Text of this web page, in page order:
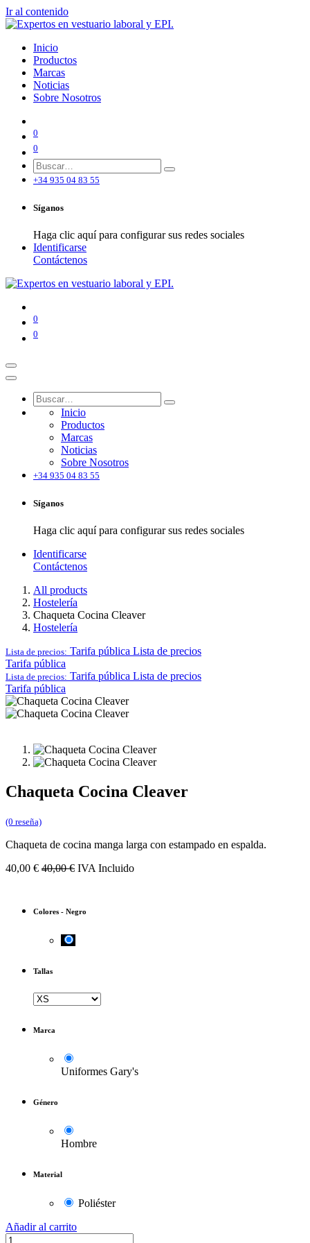
Ir al contenido
Inicio
Productos
Marcas
Noticias
Sobre Nosotros
0
0
+34 935 04 83 55
Síganos
Haga clic aquí para configurar sus redes sociales
Identificarse
Contáctenos
0
0
Inicio
Productos
Marcas
Noticias
Sobre Nosotros
+34 935 04 83 55
Síganos
Haga clic aquí para configurar sus redes sociales
Identificarse
Contáctenos
All products
Hostelería
Chaqueta Cocina Cleaver
Hostelería
Lista de precios: Tarifa pública Lista de precios
Tarifa pública
Lista de precios: Tarifa pública Lista de precios
Tarifa pública
Chaqueta Cocina Cleaver
(0 reseña)
Chaqueta de cocina manga larga con estampado en espalda.
40,00 € 40,00€ IVA Incluido
Colores - Negro
Tallas
Marca
Uniformes Gary's
Género
Hombre
Material
Poliéster
Añadir al carrito